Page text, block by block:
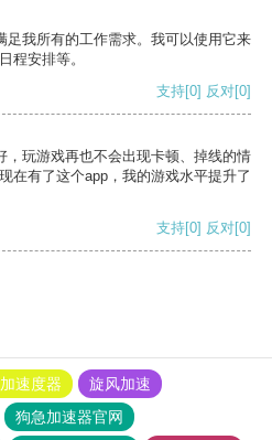
足我所有的工作需求。我可以使用它来
程安排等。
支持[0] 反对[0]
，玩游戏再也不会出现卡顿、掉线的情
在有了这个app，我的游戏水平提升了
支持[0] 反对[0]
速度器
旋风加速
狗急加速器官网